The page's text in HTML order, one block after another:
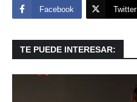
Facebook Twitter
TE PUEDE INTERESAR: